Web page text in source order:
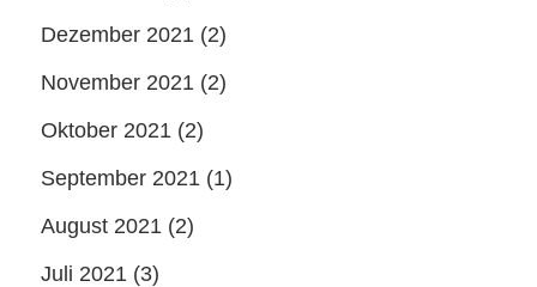
Dezember 2021 (2)
November 2021 (2)
Oktober 2021 (2)
September 2021 (1)
August 2021 (2)
Juli 2021 (3)